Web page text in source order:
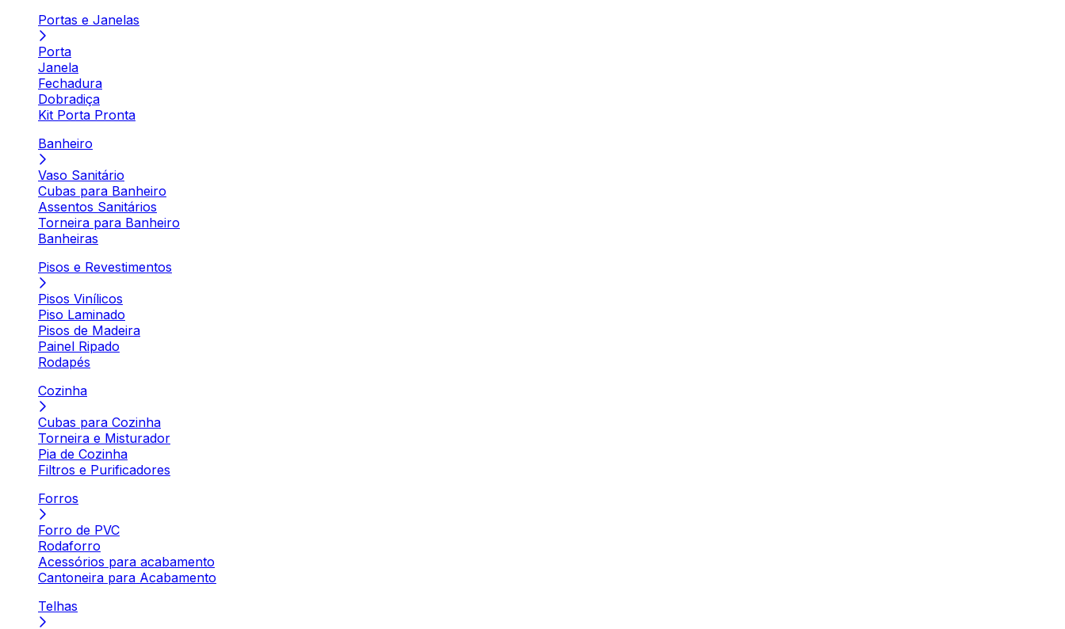
Portas e Janelas
Porta
Janela
Fechadura
Dobradiça
Kit Porta Pronta
Banheiro
Vaso Sanitário
Cubas para Banheiro
Assentos Sanitários
Torneira para Banheiro
Banheiras
Pisos e Revestimentos
Pisos Vinílicos
Piso Laminado
Pisos de Madeira
Painel Ripado
Rodapés
Cozinha
Cubas para Cozinha
Torneira e Misturador
Pia de Cozinha
Filtros e Purificadores
Forros
Forro de PVC
Rodaforro
Acessórios para acabamento
Cantoneira para Acabamento
Telhas